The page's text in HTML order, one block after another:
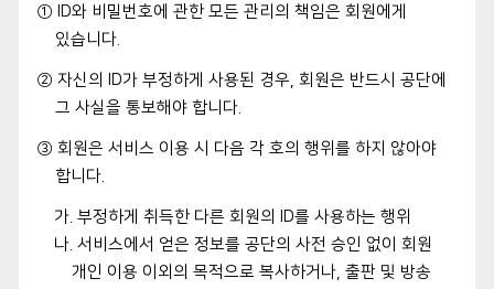
① ID와 비밀번호에 관한 모든 관리의 책임은 회원에게
있습니다.
② 자신의 ID가 부정하게 사용된 경우, 회원은 반드시 공단에
그 사실을 통보해야 합니다.
③ 회원은 서비스 이용 시 다음 각 호의 행위를 하지 않아야
합니다.
가. 부정하게 취득한 다른 회원의 ID를 사용하는 행위
나. 서비스에서 얻은 정보를 공단의 사전 승인 없이 회원
개인 이용 이외의 목적으로 복사하거나, 출판 및 방송